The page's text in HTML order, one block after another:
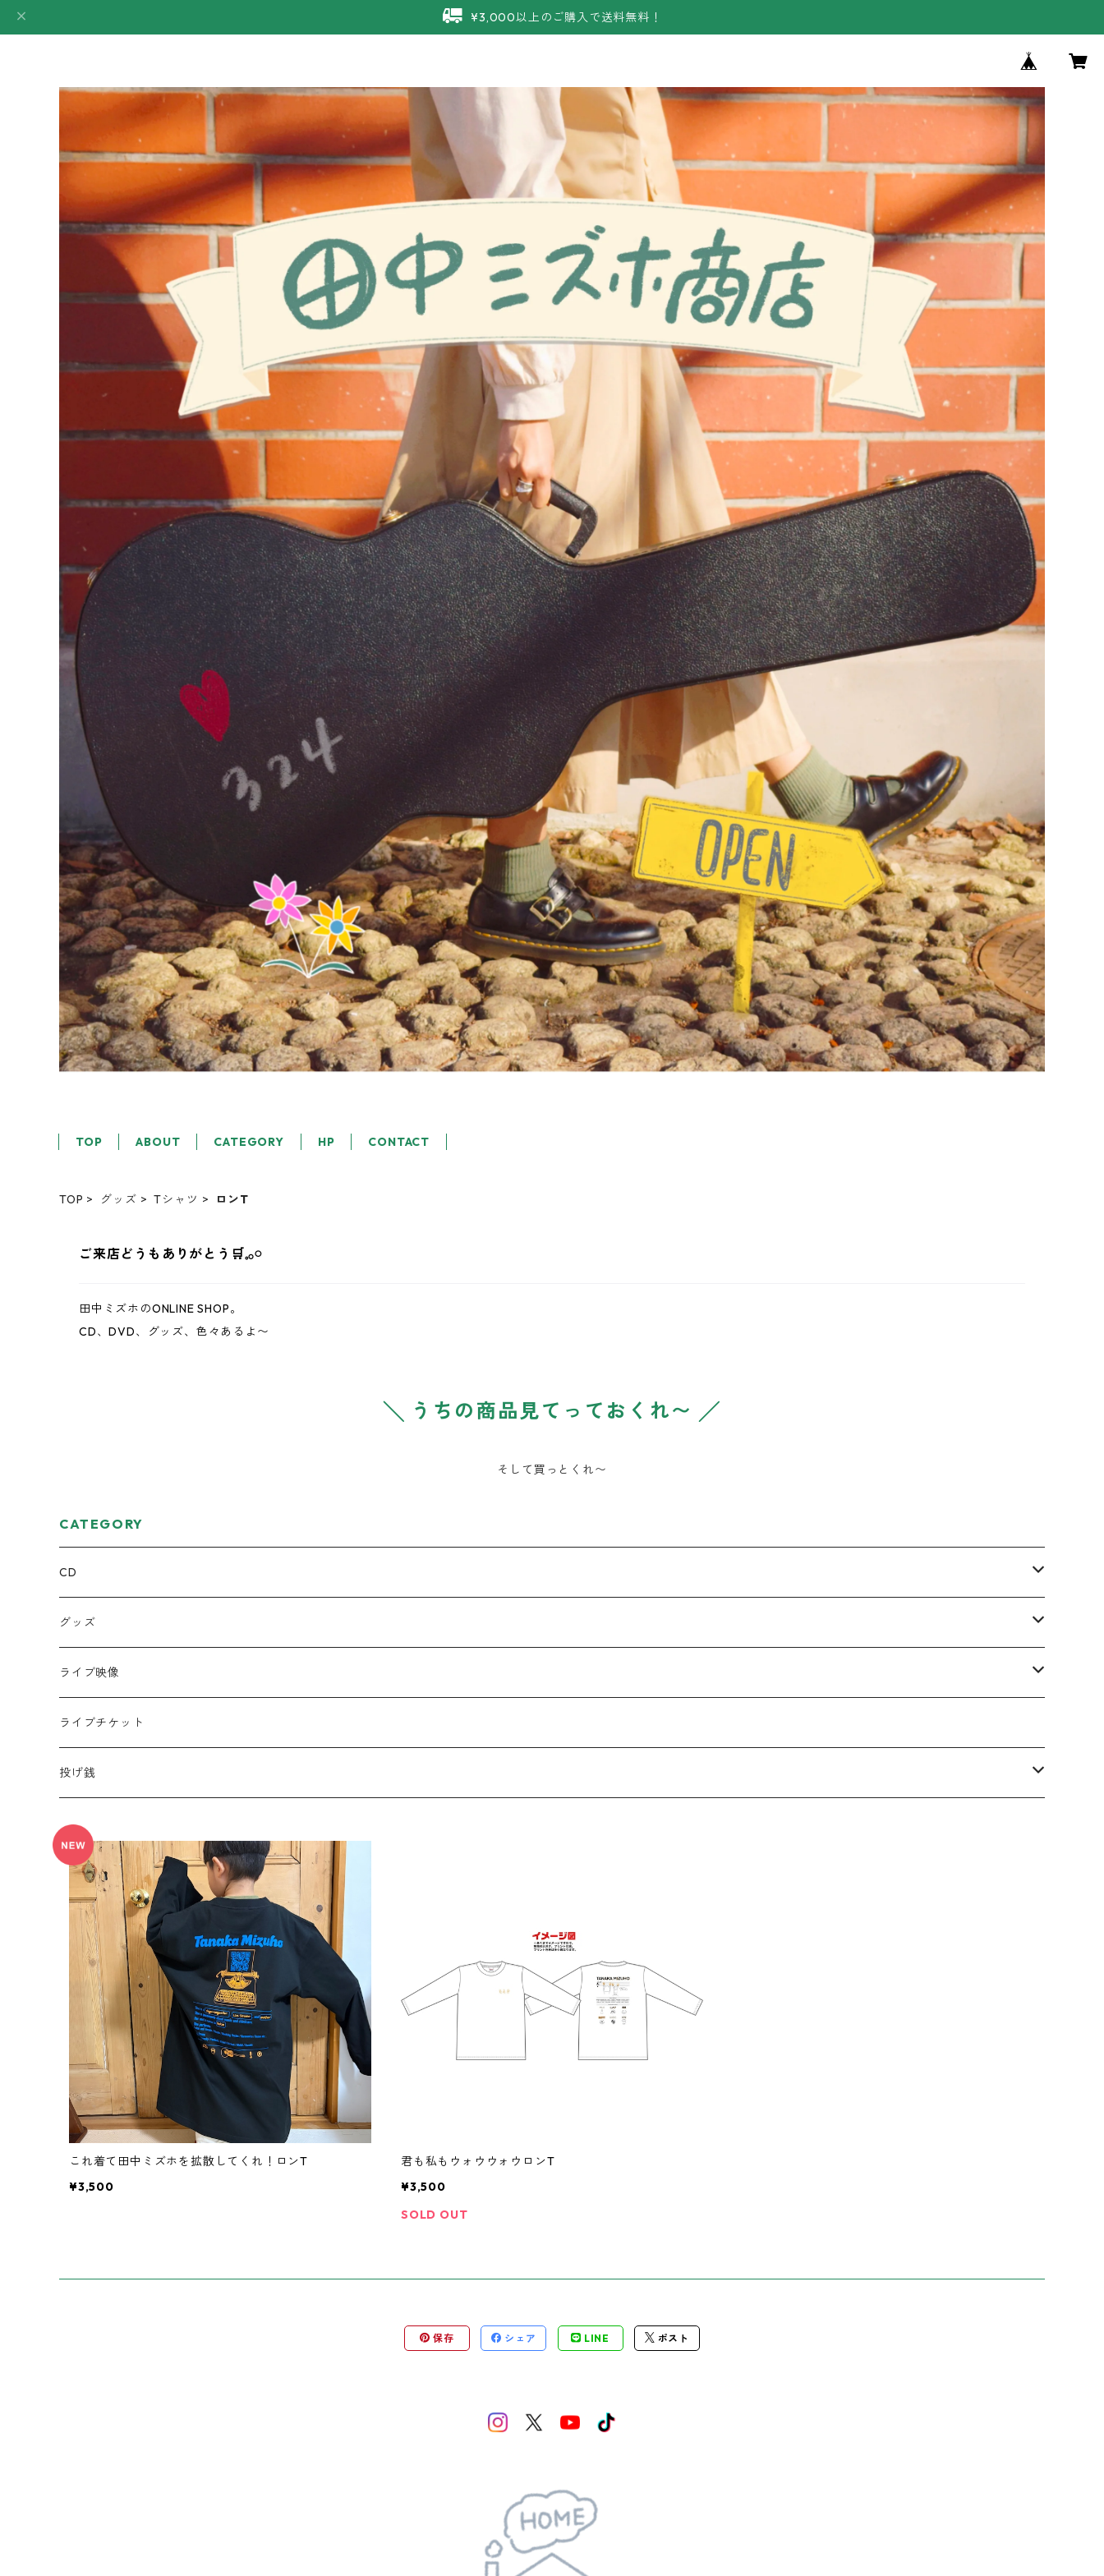
¥3,000以上のご購入で送料無料！
TOP ABOUT CATEGORY HP CONTACT
TOP グッズ Tシャツ ロンT
ご来店どうもありがとう‪‪🛒𓈒𓂂𓏸
田中ミズホのONLINE SHOP。
CD、DVD、グッズ、色々あるよ〜
╲ うちの商品見てっておくれ〜 ╱
そして買っとくれ〜
CATEGORY
CD
ミニアルバム
宅レコCD
フルアルバム
コラボCD
シングル
コンピレーションアルバム
グッズ
Tシャツ
半袖
ロンT
絵本
キーホルダー
缶バッジ
チェキ
タオル
トレーナー
ピック
ブロマイド
2025ミズフォーの日
ライブ映像
DVD
データ
ライブチケット
投げ銭
遠征応援セット
これ着て田中ミズホを拡散してくれ！ロンT
¥3,500
君も私もウォウウォウロンT
¥3,500
SOLD OUT
保存 シェア LINE ポスト